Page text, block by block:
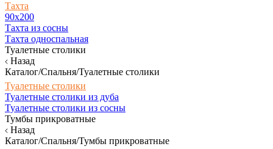
Тахта
90х200
Тахта из сосны
Тахта односпальная
Туалетные столики
Назад
Каталог/Спальня/Туалетные столики
Туалетные столики
Туалетные столики из дуба
Туалетные столики из сосны
Тумбы прикроватные
Назад
Каталог/Спальня/Тумбы прикроватные